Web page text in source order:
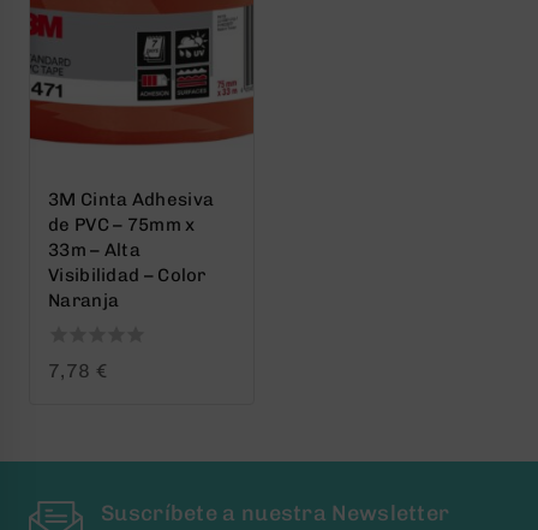
3M Cinta Adhesiva
de PVC – 75mm x
33m – Alta
Visibilidad – Color
Naranja
0
7,78 €
Suscríbete a nuestra Newsletter